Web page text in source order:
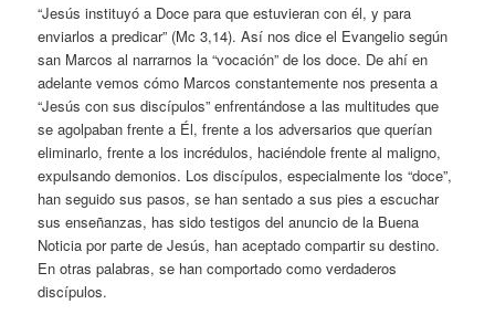
“Jesús instituyó a Doce para que estuvieran con él, y para
enviarlos a predicar” (Mc 3,14). Así nos dice el Evangelio según
san Marcos al narrarnos la “vocación” de los doce. De ahí en
adelante vemos cómo Marcos constantemente nos presenta a
“Jesús con sus discípulos” enfrentándose a las multitudes que
se agolpaban frente a Él, frente a los adversarios que querían
eliminarlo, frente a los incrédulos, haciéndole frente al maligno,
expulsando demonios. Los discípulos, especialmente los “doce”,
han seguido sus pasos, se han sentado a sus pies a escuchar
sus enseñanzas, has sido testigos del anuncio de la Buena
Noticia por parte de Jesús, han aceptado compartir su destino.
En otras palabras, se han comportado como verdaderos
discípulos.